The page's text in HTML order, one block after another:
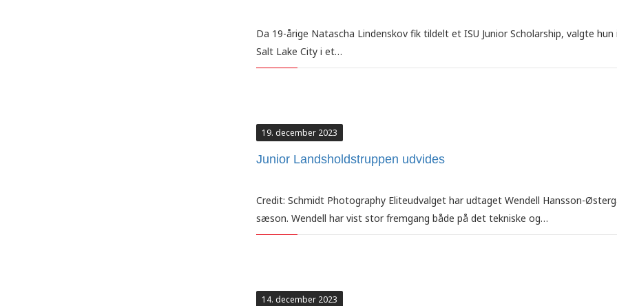
Da 19-årige Natascha Lindenskov fik tildelt et ISU Junior Scholarship, valgte
Salt Lake City i et…
19. december 2023
Junior Landsholdstruppen udvides
Credit: Schmidt Photography Eliteudvalget har udtaget Wendell Hansson-
sæson. Wendell har vist stor fremgang både på det tekniske og…
14. december 2023